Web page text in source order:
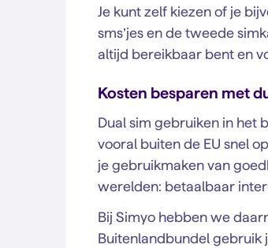
Je kunt zelf kiezen of je
sms’jes en de tweede
altijd bereikbaar bent en
Kosten besparen met
Dual sim gebruiken in het
vooral buiten de EU snel
je gebruikmaken van
werelden: betaalbaar
Bij Simyo hebben we
Buitenlandbundel gebruik